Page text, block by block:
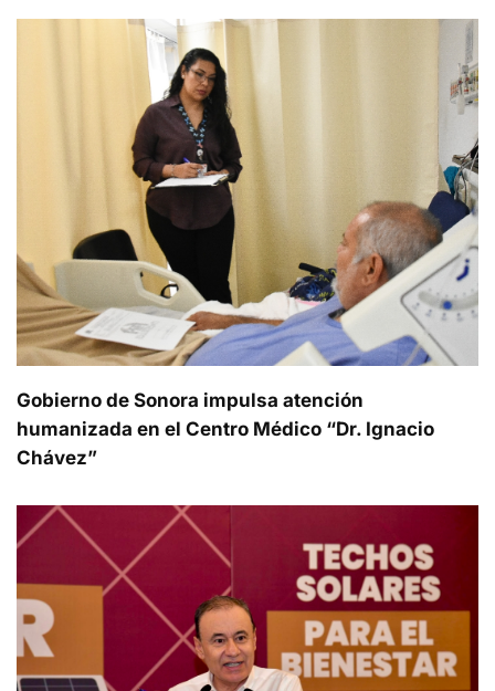
Gobierno de Sonora impulsa atención
humanizada en el Centro Médico “Dr. Ignacio
Chávez”